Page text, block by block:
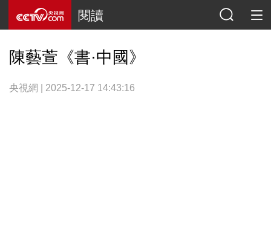
閱讀
陳藝萱《書·中國》
央視網 | 2025-12-17 14:43:16